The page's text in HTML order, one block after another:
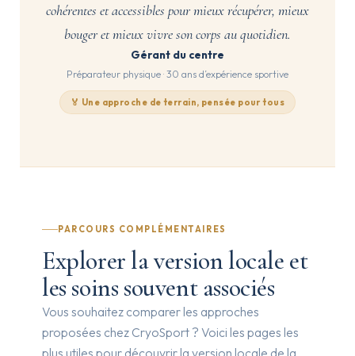
cohérentes et accessibles pour mieux récupérer, mieux
bouger et mieux vivre son corps au quotidien.
Gérant du centre
Préparateur physique · 30 ans d’expérience sportive
🏅 Une approche de terrain, pensée pour tous
PARCOURS COMPLÉMENTAIRES
Explorer la version locale et
les soins souvent associés
Vous souhaitez comparer les approches
proposées chez CryoSport ? Voici les pages les
plus utiles pour découvrir la version locale de la